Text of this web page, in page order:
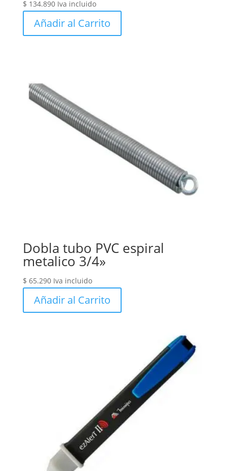
$ 134.890 Iva incluido
Añadir al Carrito
Dobla tubo PVC espiral
metalico 3/4»
$ 65.290 Iva incluido
Añadir al Carrito